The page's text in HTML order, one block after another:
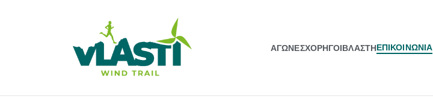
ΑΓΩΝΕΣΧΟΡΗΓΟΙΒΛΑΣΤΗΕΠΙΚΟΙΝΩΝΙΑ